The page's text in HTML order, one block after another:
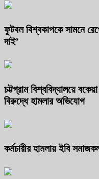
ফুটবল বিশ্বকাপকে সামনে
দাই’
চট্টগ্রাম বিশ্ববিদ্যালয়ে
বিরুদ্ধে হামলার অভিযোগ
কর্মচারীর হামলায় ইবি